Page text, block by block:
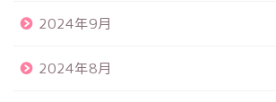
2024年9月
2024年8月